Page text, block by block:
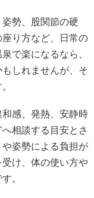
勢、股関節の硬
り方など、日常の
で楽になるなら、
しれませんが、そ
感、発熱、安静時
相談する目安とさ
姿勢による負担が
け、体の使い方や
。